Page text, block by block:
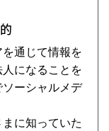
通じて情報を
になることを
ーシャルメデ
に知っていた